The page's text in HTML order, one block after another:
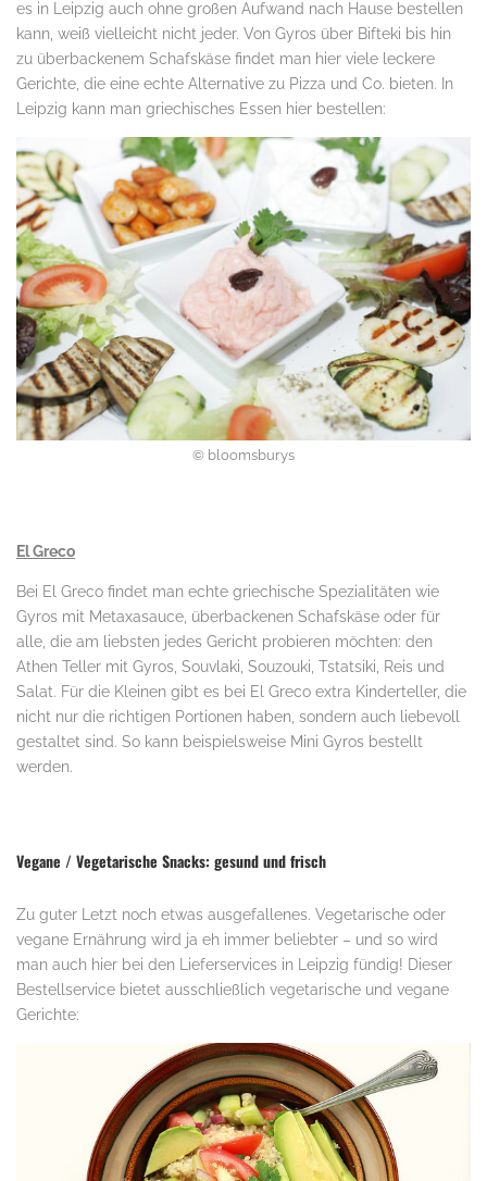
es in Leipzig auch ohne großen Aufwand nach Hause bestellen
kann, weiß vielleicht nicht jeder. Von Gyros über Bifteki bis hin
zu überbackenem Schafskäse findet man hier viele leckere
Gerichte, die eine echte Alternative zu Pizza und Co. bieten. In
Leipzig kann man griechisches Essen hier bestellen:
© bloomsburys
El Greco
Bei El Greco findet man echte griechische Spezialitäten wie
Gyros mit Metaxasauce, überbackenen Schafskäse oder für
alle, die am liebsten jedes Gericht probieren möchten: den
Athen Teller mit Gyros, Souvlaki, Souzouki, Tstatsiki, Reis und
Salat. Für die Kleinen gibt es bei El Greco extra Kinderteller, die
nicht nur die richtigen Portionen haben, sondern auch liebevoll
gestaltet sind. So kann beispielsweise Mini Gyros bestellt
werden.
Vegane / Vegetarische Snacks: gesund und frisch
Zu guter Letzt noch etwas ausgefallenes. Vegetarische oder
vegane Ernährung wird ja eh immer beliebter – und so wird
man auch hier bei den Lieferservices in Leipzig fündig! Dieser
Bestellservice bietet ausschließlich vegetarische und vegane
Gerichte: